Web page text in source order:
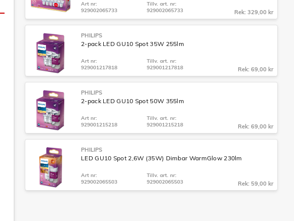
Art nr:
929002065733
Tillv. art. nr:
929002065733
Rek: 329,00 kr
PHILIPS
2-pack LED GU10 Spot 35W 255lm
Art nr:
929001217818
Tillv. art. nr:
929001217818
Rek: 69,00 kr
PHILIPS
2-pack LED GU10 Spot 50W 355lm
Art nr:
929001215218
Tillv. art. nr:
929001215218
Rek: 69,00 kr
PHILIPS
LED GU10 Spot 2,6W (35W) Dimbar WarmGlow 230lm
Art nr:
929002065503
Tillv. art. nr:
929002065503
Rek: 59,00 kr